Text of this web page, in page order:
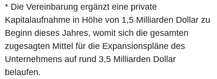
* Die Vereinbarung ergänzt eine private
Kapitalaufnahme in Höhe von 1,5 Milliarden Dollar zu
Beginn dieses Jahres, womit sich die gesamten
zugesagten Mittel für die Expansionspläne des
Unternehmens auf rund 3,5 Milliarden Dollar
belaufen.